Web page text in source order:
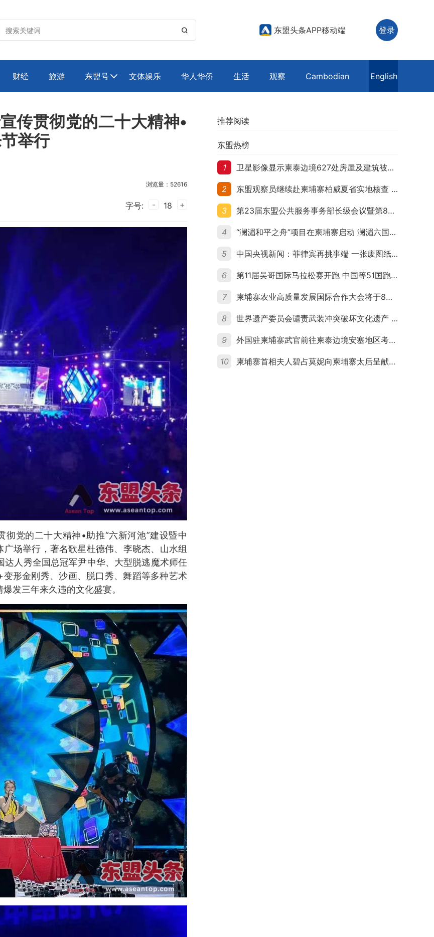
 东盟头条APP移动端 登录
财经 旅游 东盟号 文体娱乐 华人华侨 生活 观察 Cambodian English
传贯彻党的二十大精神•
举行
浏览量：52616
字号: - 18 +
党的二十大精神•助推“六新河池”建设暨中
场举行，著名歌星杜德伟、李晓杰、山水组
人秀全国总冠军尹中华、大型脱逃魔术师任
形金刚秀、沙画、脱口秀、舞蹈等多种艺术
发三年来久违的文化盛宴。
推荐阅读
东盟热榜
1 卫星影像显示柬泰边境627处房屋及建筑被夷平 人权组织呼吁保护平民财产
2 东盟观察员继续赴柬埔寨柏威夏省实地核查 走访遭袭柬埔寨平民村庄
3 第23届东盟公共服务事务部长级会议暨第8届东盟与中日韩公共服务事务部长级会议在柬埔寨暹粒开幕
4 “澜湄和平之舟”项目在柬埔寨启动 澜湄六国青年共话和平与发展
5 中国央视新闻：菲律宾再挑事端 一张废图纸划不走中国黄岩岛
6 第11届吴哥国际马拉松赛开跑 中国等51国跑者齐聚暹粒
7 柬埔寨农业高质量发展国际合作大会将于8月20日举行
8 世界遗产委员会谴责武装冲突破坏文化遗产 柬埔寨呼吁依法追责并加强国际合作
9 外国驻柬埔寨武官前往柬泰边境安塞地区考察 柬方介绍“危险握手”事件及边境情况
10 柬埔寨首相夫人碧占莫妮向柬埔寨太后呈献世界女童军“卓越领袖奖”